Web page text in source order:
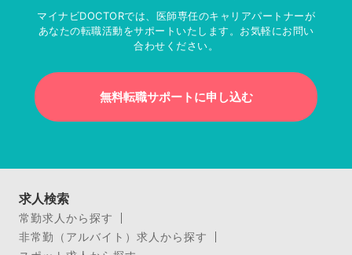
マイナビDOCTORでは、医師専任のキャリアパートナーが
あなたの転職活動をサポートいたします。お気軽にお問い
合わせください。
無料転職サポートに申し込む
求人検索
常勤求人から探す
非常勤（アルバイト）求人から探す